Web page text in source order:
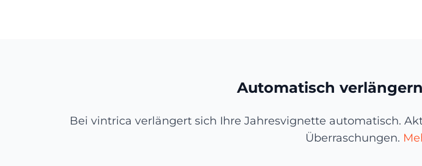
Automatisch
Bei vintrica verlängert sich Ihre Jahresvignette automatisch.
Überraschungen.